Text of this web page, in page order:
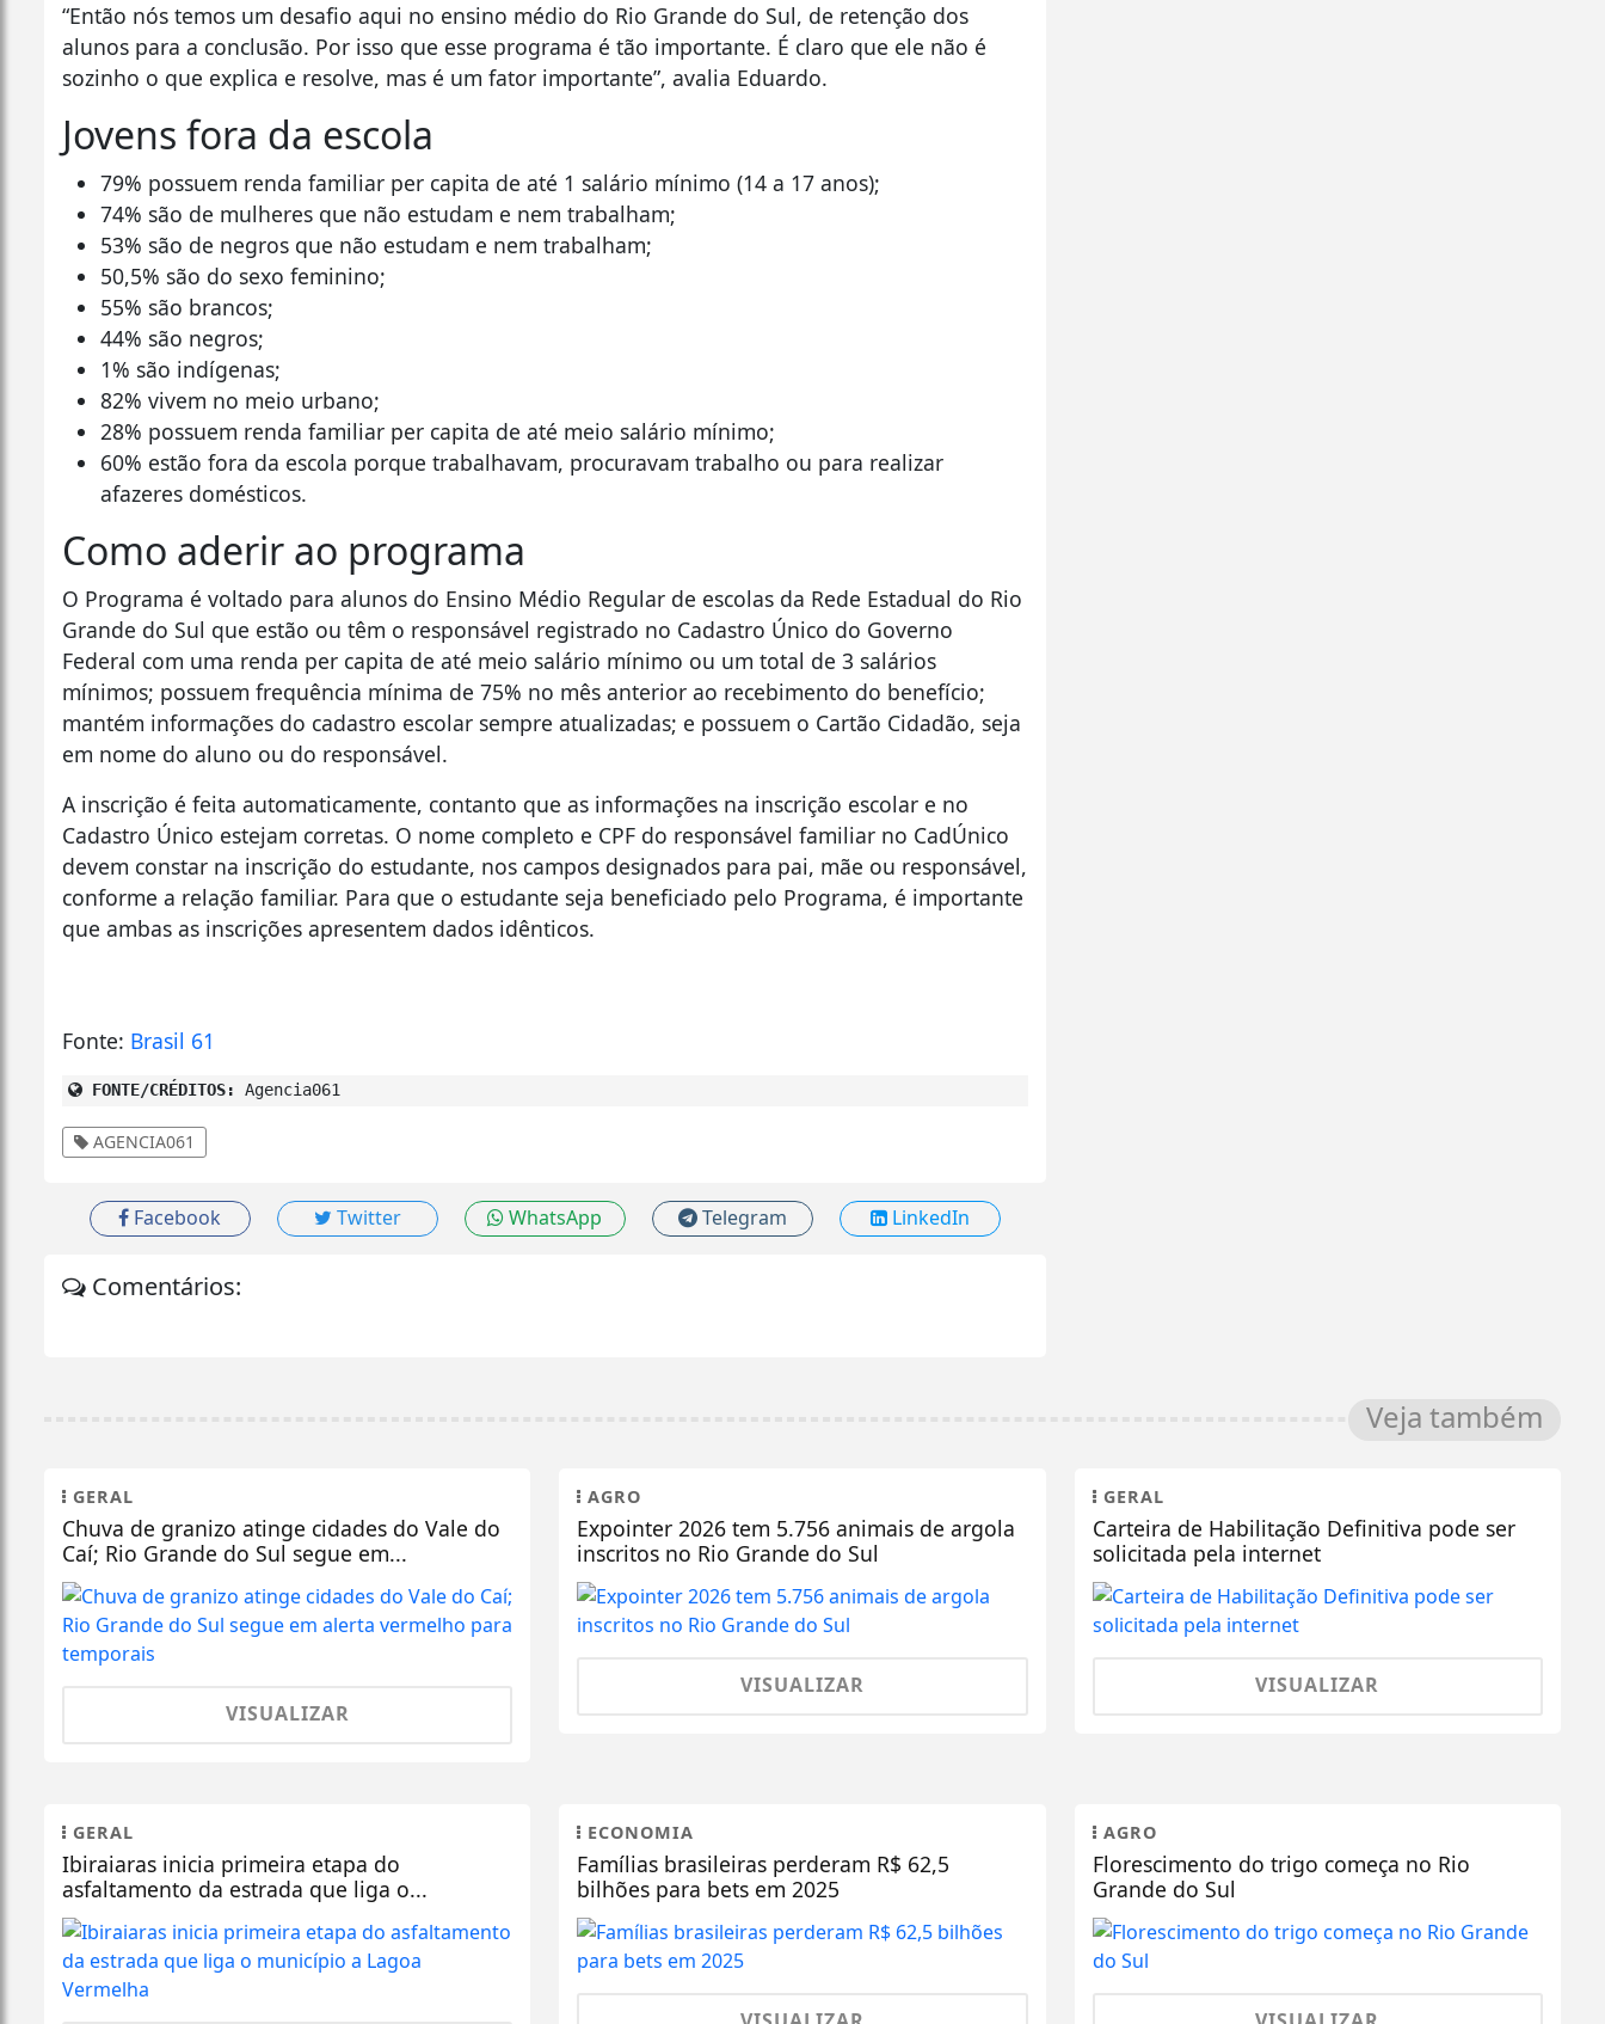
“Então nós temos um desafio aqui no ensino médio do Rio Grande do Sul, de retenção dos
alunos para a conclusão. Por isso que esse programa é tão importante. É claro que ele não é
sozinho o que explica e resolve, mas é um fator importante”, avalia Eduardo.
Jovens fora da escola
79% possuem renda familiar per capita de até 1 salário mínimo (14 a 17 anos);
74% são de mulheres que não estudam e nem trabalham;
53% são de negros que não estudam e nem trabalham;
50,5% são do sexo feminino;
55% são brancos;
44% são negros;
1% são indígenas;
82% vivem no meio urbano;
28% possuem renda familiar per capita de até meio salário mínimo;
60% estão fora da escola porque trabalhavam, procuravam trabalho ou para realizar
afazeres domésticos.
Como aderir ao programa
O Programa é voltado para alunos do Ensino Médio Regular de escolas da Rede Estadual do Rio
Grande do Sul que estão ou têm o responsável registrado no Cadastro Único do Governo
Federal com uma renda per capita de até meio salário mínimo ou um total de 3 salários
mínimos; possuem frequência mínima de 75% no mês anterior ao recebimento do benefício;
mantém informações do cadastro escolar sempre atualizadas; e possuem o Cartão Cidadão, seja
em nome do aluno ou do responsável.
A inscrição é feita automaticamente, contanto que as informações na inscrição escolar e no
Cadastro Único estejam corretas. O nome completo e CPF do responsável familiar no CadÚnico
devem constar na inscrição do estudante, nos campos designados para pai, mãe ou responsável,
conforme a relação familiar. Para que o estudante seja beneficiado pelo Programa, é importante
que ambas as inscrições apresentem dados idênticos.
Fonte: Brasil 61
FONTE/CRÉDITOS: Agencia061
AGENCIA061
Facebook Twitter WhatsApp Telegram LinkedIn
Comentários:
Veja também
GERAL
Chuva de granizo atinge cidades do Vale do
Caí; Rio Grande do Sul segue em...
VISUALIZAR
AGRO
Expointer 2026 tem 5.756 animais de argola
inscritos no Rio Grande do Sul
VISUALIZAR
GERAL
Carteira de Habilitação Definitiva pode ser
solicitada pela internet
VISUALIZAR
GERAL
Ibiraiaras inicia primeira etapa do
asfaltamento da estrada que liga o...
ECONOMIA
Famílias brasileiras perderam R$ 62,5
bilhões para bets em 2025
AGRO
Florescimento do trigo começa no Rio
Grande do Sul